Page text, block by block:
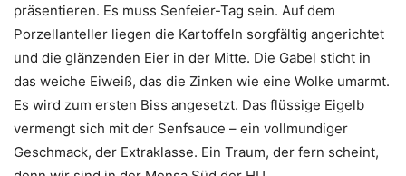
präsentieren. Es muss Senfeier-Tag sein. Auf dem
Porzellanteller liegen die Kartoffeln sorgfältig angerichtet
und die glänzenden Eier in der Mitte. Die Gabel sticht in
das weiche Eiweiß, das die Zinken wie eine Wolke umarmt.
Es wird zum ersten Biss angesetzt. Das flüssige Eigelb
vermengt sich mit der Senfsauce – ein vollmundiger
Geschmack, der Extraklasse. Ein Traum, der fern scheint,